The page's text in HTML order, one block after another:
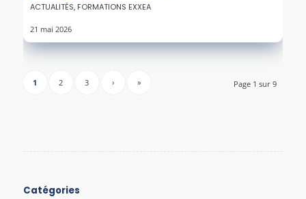
ACTUALITÉS, FORMATIONS EXXEA
21 mai 2026
Page 1 sur 9
1 2 3 › »
Catégories